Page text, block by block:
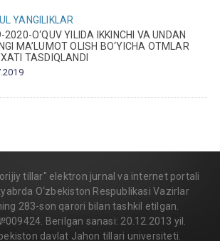
YANGILIKLAR
2020-O‘QUV YILIDA IKKINCHI VA UNDAN
MA’LUMOT OLISH BO‘YICHA OTMLAR
TASDIQLANDI
tillar" elektron jurnal va internet portali
O‘zbekiston Respublikasi Vazirlar
283-son qarori bilan tashkil etilgan.
Berilgan sanasi: 20.12.2013 yil.
davlat Jahon tillari universiteti.